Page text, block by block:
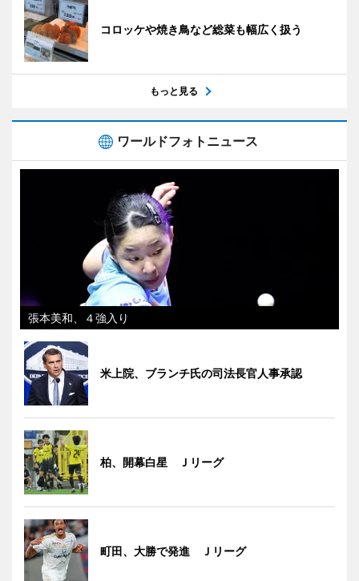
コロッケや焼き鳥など総菜も幅広く扱う
もっと見る
ワールドフォトニュース
張本美和、４強入り
米上院、ブランチ氏の司法長官人事承認
柏、開幕白星 Ｊリーグ
町田、大勝で発進 Ｊリーグ